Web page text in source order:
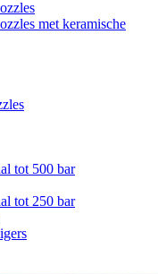
met keramische
tot 500 bar
tot 250 bar